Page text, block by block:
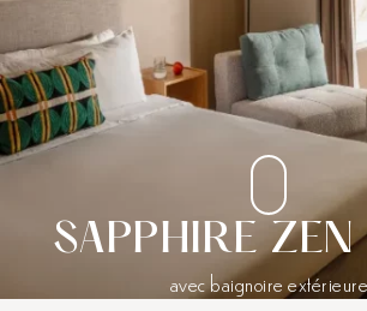
SAPPHIRE ZEN
avec baignoire